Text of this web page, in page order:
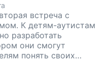
встреча с
К детям-аутистам
разработать
они смогут
понять своих